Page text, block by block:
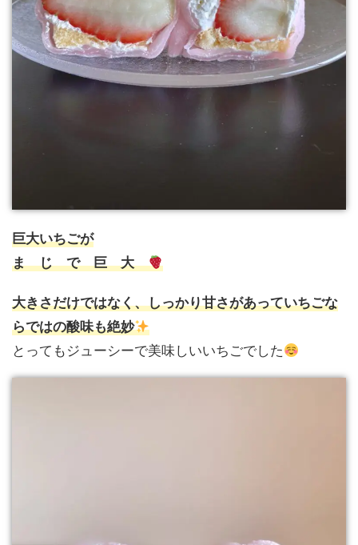
巨大いちごが
ま じ で 巨 大
大きさだけではなく、しっかり甘さがあっていちごな
らではの酸味も絶妙
とってもジューシーで美味しいいちごでした